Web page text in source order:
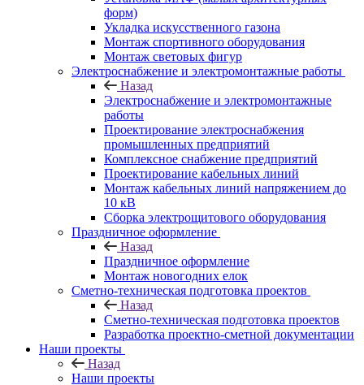
форм)
Укладка искусственного газона
Монтаж спортивного оборудования
Монтаж световых фигур
Электроснабжение и электромонтажные работы
Назад
Электроснабжение и электромонтажные
работы
Проектирование электроснабжения
промышленных предприятий
Комплексное снабжение предприятий
Проектирование кабельных линий
Монтаж кабельных линий напряжением до
10 кВ
Сборка электрощитового оборудования
Праздничное оформление
Назад
Праздничное оформление
Монтаж новогодних елок
Сметно-техническая подготовка проектов
Назад
Сметно-техническая подготовка проектов
Разработка проектно-сметной документации
Наши проекты
Назад
Наши проекты